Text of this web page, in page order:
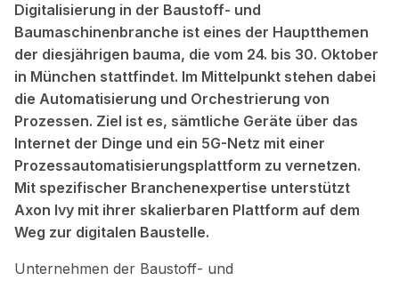
Digitalisierung in der Baustoff- und
Baumaschinenbranche ist eines der Hauptthemen
der diesjährigen bauma, die vom 24. bis 30. Oktober
in München stattfindet. Im Mittelpunkt stehen dabei
die Automatisierung und Orchestrierung von
Prozessen. Ziel ist es, sämtliche Geräte über das
Internet der Dinge und ein 5G-Netz mit einer
Prozessautomatisierungsplattform zu vernetzen.
Mit spezifischer Branchenexpertise unterstützt
Axon Ivy mit ihrer skalierbaren Plattform auf dem
Weg zur digitalen Baustelle.
Unternehmen der Baustoff- und